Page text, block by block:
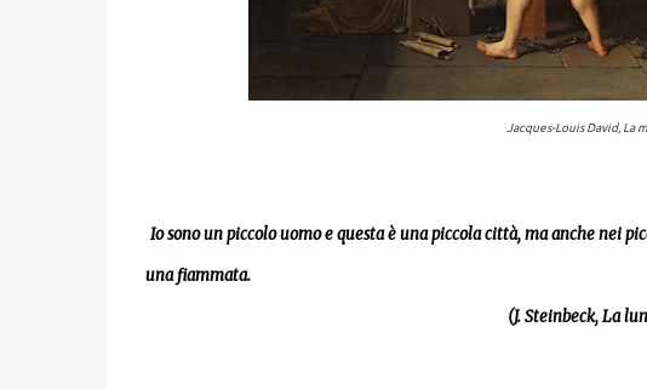
Jacques-Louis David, La
Io sono un piccolo uomo e questa è una piccola città, ma anche nei
una fiammata.
(J. Steinbeck, La